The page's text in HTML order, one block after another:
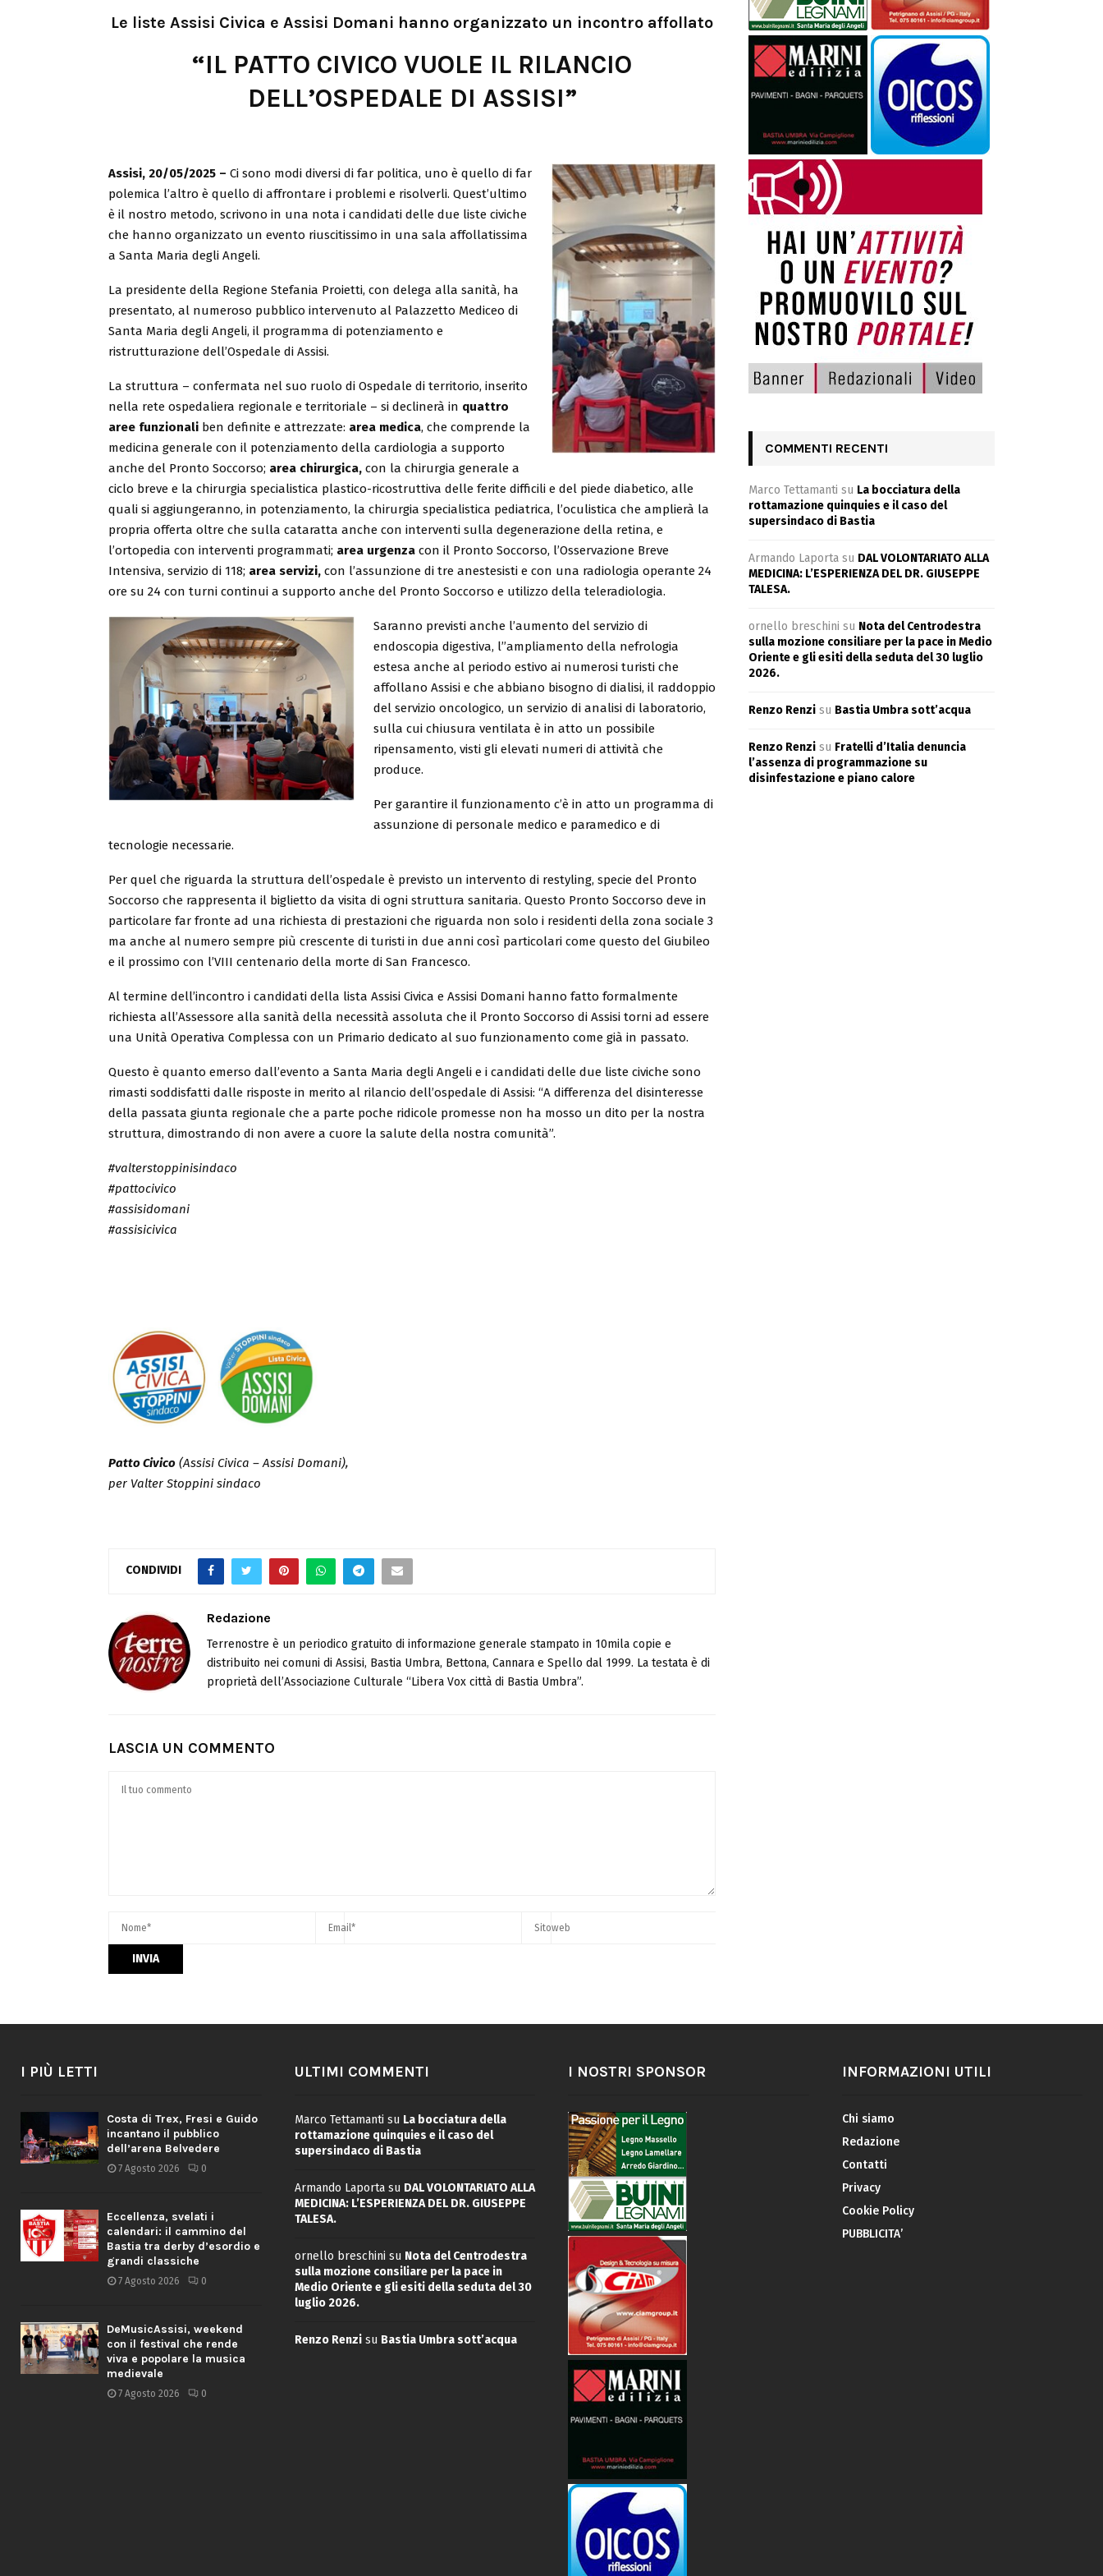
Le liste Assisi Civica e Assisi Domani hanno organizzato un incontro affollato
“IL PATTO CIVICO VUOLE IL RILANCIO
DELL’OSPEDALE DI ASSISI”
Assisi, 20/05/2025 – Ci sono modi diversi di far politica, uno è quello di far
polemica l’altro è quello di affrontare i problemi e risolverli. Quest’ultimo
è il nostro metodo, scrivono in una nota i candidati delle due liste civiche
che hanno organizzato un evento riuscitissimo in una sala affollatissima
a Santa Maria degli Angeli.
La presidente della Regione Stefania Proietti, con delega alla sanità, ha
presentato, al numeroso pubblico intervenuto al Palazzetto Mediceo di
Santa Maria degli Angeli, il programma di potenziamento e
ristrutturazione dell’Ospedale di Assisi.
La struttura – confermata nel suo ruolo di Ospedale di territorio, inserito
nella rete ospedaliera regionale e territoriale – si declinerà in quattro
aree funzionali ben definite e attrezzate: area medica, che comprende la
medicina generale con il potenziamento della cardiologia a supporto
anche del Pronto Soccorso; area chirurgica, con la chirurgia generale a
ciclo breve e la chirurgia specialistica plastico-ricostruttiva delle ferite difficili e del piede diabetico, alle
quali si aggiungeranno, in potenziamento, la chirurgia specialistica pediatrica, l’oculistica che amplierà la
propria offerta oltre che sulla cataratta anche con interventi sulla degenerazione della retina, e
l’ortopedia con interventi programmati; area urgenza con il Pronto Soccorso, l’Osservazione Breve
Intensiva, servizio di 118; area servizi, con l’assunzione di tre anestesisti e con una radiologia operante 24
ore su 24 con turni continui a supporto anche del Pronto Soccorso e utilizzo della teleradiologia.
Saranno previsti anche l’aumento del servizio di
endoscopia digestiva, l’’ampliamento della nefrologia
estesa anche al periodo estivo ai numerosi turisti che
affollano Assisi e che abbiano bisogno di dialisi, il raddoppio
del servizio oncologico, un servizio di analisi di laboratorio,
sulla cui chiusura ventilata è in atto un possibile
ripensamento, visti gli elevati numeri di attività che
produce.
Per garantire il funzionamento c’è in atto un programma di
assunzione di personale medico e paramedico e di
tecnologie necessarie.
Per quel che riguarda la struttura dell’ospedale è previsto un intervento di restyling, specie del Pronto
Soccorso che rappresenta il biglietto da visita di ogni struttura sanitaria. Questo Pronto Soccorso deve in
particolare far fronte ad una richiesta di prestazioni che riguarda non solo i residenti della zona sociale 3
ma anche al numero sempre più crescente di turisti in due anni così particolari come questo del Giubileo
e il prossimo con l’VIII centenario della morte di San Francesco.
Al termine dell’incontro i candidati della lista Assisi Civica e Assisi Domani hanno fatto formalmente
richiesta all’Assessore alla sanità della necessità assoluta che il Pronto Soccorso di Assisi torni ad essere
una Unità Operativa Complessa con un Primario dedicato al suo funzionamento come già in passato.
Questo è quanto emerso dall’evento a Santa Maria degli Angeli e i candidati delle due liste civiche sono
rimasti soddisfatti dalle risposte in merito al rilancio dell’ospedale di Assisi: “A differenza del disinteresse
della passata giunta regionale che a parte poche ridicole promesse non ha mosso un dito per la nostra
struttura, dimostrando di non avere a cuore la salute della nostra comunità”.
#valterstoppinisindaco
#pattocivico
#assisidomani
#assisicivica
Patto Civico (Assisi Civica – Assisi Domani),
per Valter Stoppini sindaco
CONDIVIDI
Redazione
Terrenostre è un periodico gratuito di informazione generale stampato in 10mila copie e
distribuito nei comuni di Assisi, Bastia Umbra, Bettona, Cannara e Spello dal 1999. La testata è di
proprietà dell’Associazione Culturale “Libera Vox città di Bastia Umbra”.
LASCIA UN COMMENTO
COMMENTI RECENTI
Marco Tettamanti su La bocciatura della
rottamazione quinquies e il caso del
supersindaco di Bastia
Armando Laporta su DAL VOLONTARIATO ALLA
MEDICINA: L’ESPERIENZA DEL DR. GIUSEPPE
TALESA.
ornello breschini su Nota del Centrodestra
sulla mozione consiliare per la pace in Medio
Oriente e gli esiti della seduta del 30 luglio
2026.
Renzo Renzi su Bastia Umbra sott’acqua
Renzo Renzi su Fratelli d’Italia denuncia
l’assenza di programmazione su
disinfestazione e piano calore
I PIÙ LETTI
Costa di Trex, Fresi e Guido
incantano il pubblico
dell’arena Belvedere
7 Agosto 2026 0
Eccellenza, svelati i
calendari: il cammino del
Bastia tra derby d’esordio e
grandi classiche
7 Agosto 2026 0
DeMusicAssisi, weekend
con il festival che rende
viva e popolare la musica
medievale
7 Agosto 2026 0
ULTIMI COMMENTI
Marco Tettamanti su La bocciatura della
rottamazione quinquies e il caso del
supersindaco di Bastia
Armando Laportasu DAL VOLONTARIATO ALLA
MEDICINA: L’ESPERIENZA DEL DR. GIUSEPPE
TALESA.
ornello breschini su Nota del Centrodestra
sulla mozione consiliare per la pace in
Medio Oriente e gli esiti della seduta del 30
luglio 2026.
Renzo Renzisu Bastia Umbra sott’acqua
I NOSTRI SPONSOR INFORMAZIONI UTILI
Chi siamo
Redazione
Contatti
Privacy
Cookie Policy
PUBBLICITA’